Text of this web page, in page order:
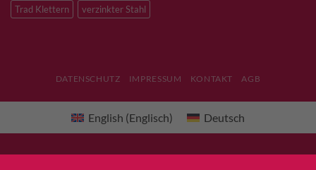
Trad Klettern
verzinkter Stahl
DATENSCHUTZ IMPRESSUM KONTAKT AGB
English (Englisch) Deutsch